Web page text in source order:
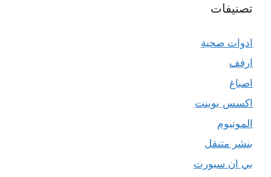
تصنيفات
ادوات صحية
ارفف
اصباغ
اكسس بوينت
المونيوم
بنشر متنقل
بي ان سبورت